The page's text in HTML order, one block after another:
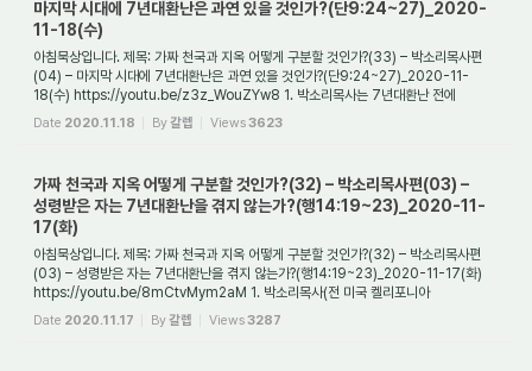
마지막 시대에 7년대환난은 과연 있을 것인가?(단9:24~27)_2020-
11-18(수)
아침묵상입니다. 제목: 가짜 천국과 지옥 어떻게 구분할 것인가?(33) – 박소리목사편
(04) – 마지막 시대에 7년대환난은 과연 있을 것인가?(단9:24~27)_2020-11-
18(수) https://youtu.be/z3z_WouZYw8 1. 박소리목사는 7년대환난 전에
성령받은 자들은 휴거될 것...
Date 2020.11.18 By갈렙 Views3623
가짜 천국과 지옥 어떻게 구분할 것인가?(32) – 박소리목사편(03) –
성령받은 자는 7년대환난을 겪지 않는가?(행14:19~23)_2020-11-
17(화)
아침묵상입니다. 제목: 가짜 천국과 지옥 어떻게 구분할 것인가?(32) – 박소리목사편
(03) – 성령받은 자는 7년대환난을 겪지 않는가?(행14:19~23)_2020-11-17(화)
https://youtu.be/8mCtvMym2aM 1. 박소리목사(전 미국 켈리포니아
오렌지카운티 주마교회 담임...
Date 2020.11.17 By갈렙 Views3287